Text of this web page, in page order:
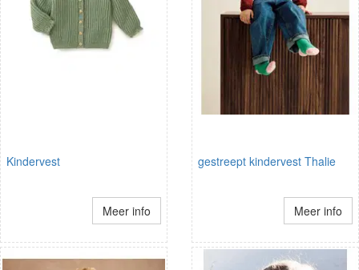
Kindervest
Meer info
gestreept kindervest Thalie
Meer info